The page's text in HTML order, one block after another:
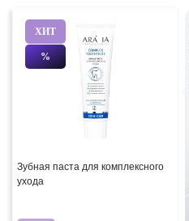
ХИТ
%
Зубная паста для комплексного
ухода